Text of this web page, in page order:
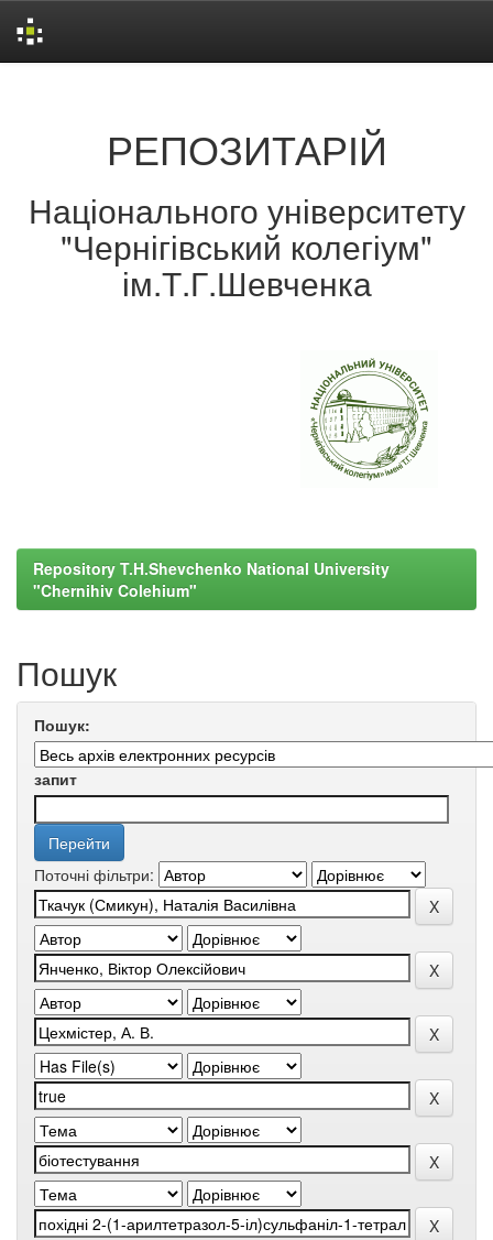
РЕПОЗИТАРІЙ
Національного університету
"Чернігівський колегіум"
ім.Т.Г.Шевченка
Repository T.H.Shevchenko National University
"Chernihiv Colehium"
Пошук
Пошук:
запит
Поточні фільтри: